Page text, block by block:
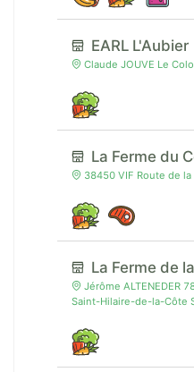
EARL L'Aubier
Claude JOUVE Le
La Ferme du
38450 VIF Route de
La Ferme de
Jérôme ALTENEDER
Saint-Hilaire-de-la-Côte